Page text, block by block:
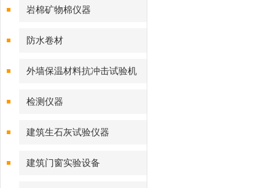
岩棉矿物棉仪器
防水卷材
外墙保温材料抗冲击试验机
检测仪器
建筑生石灰试验仪器
建筑门窗实验设备